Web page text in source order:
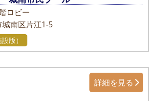
ロビー
城南区片江1-5
版）
詳細を見る